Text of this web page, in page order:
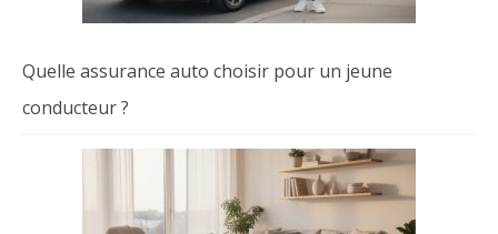
Quelle assurance auto choisir pour un jeune
conducteur ?